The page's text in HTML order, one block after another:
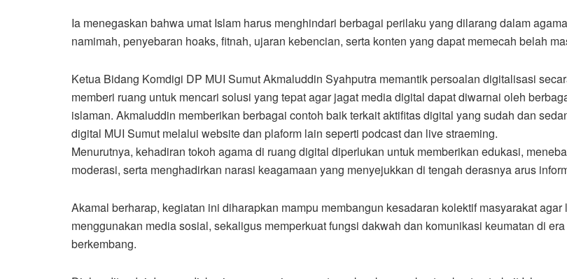
Ia menegaskan bahwa umat Islam harus menghindari berbagai perilaku yang dilarang dalam
namimah, penyebaran hoaks, fitnah, ujaran kebencian, serta konten yang dapat memecah belah
Ketua Bidang Komdigi DP MUI Sumut Akmaluddin Syahputra memantik persoalan digitalisasi
memberi ruang untuk mencari solusi yang tepat agar jagat media digital dapat diwarnai oleh
islaman. Akmaluddin memberikan berbagai contoh baik terkait aktifitas digital yang sudah dan
digital MUI Sumut melalui website dan plaform lain seperti podcast dan live straeming.
Menurutnya, kehadiran tokoh agama di ruang digital diperlukan untuk memberikan edukasi,
moderasi, serta menghadirkan narasi keagamaan yang menyejukkan di tengah derasnya arus
Akamal berharap, kegiatan ini diharapkan mampu membangun kesadaran kolektif masyarakat
menggunakan media sosial, sekaligus memperkuat fungsi dakwah dan komunikasi keumatan di
berkembang.